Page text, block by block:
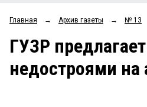
ОБЩЕСТВО
ЗАКОН
НОВОСТИ КОМПАНИЙ
Главная → Архив газеты → № 13
ГУЗР
недостроями на